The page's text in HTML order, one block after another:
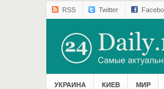
RSS Twitter
УКРАИНА КИЕВ МИР